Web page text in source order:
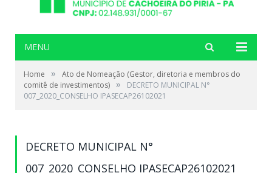
MENU
Home »
Ato de Nomeação (Gestor, diretoria e membros do
comitê de investimentos) »
DECRETO MUNICIPAL N°
007_2020_CONSELHO IPASECAP26102021
DECRETO MUNICIPAL N°
007_2020_CONSELHO IPASECAP26102021